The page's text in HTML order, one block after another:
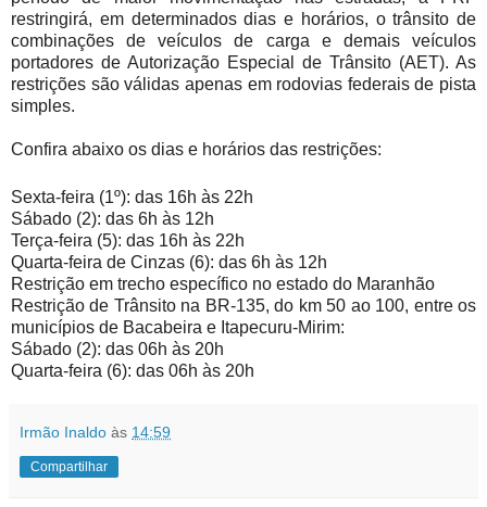
restringirá, em determinados dias e horários, o trânsito de
combinações de veículos de carga e demais veículos
portadores de Autorização Especial de Trânsito (AET). As
restrições são válidas apenas em rodovias federais de pista
simples.
Confira abaixo os dias e horários das restrições:
Sexta-feira (1º): das 16h às 22h
Sábado (2): das 6h às 12h
Terça-feira (5): das 16h às 22h
Quarta-feira de Cinzas (6): das 6h às 12h
Restrição em trecho específico no estado do Maranhão
Restrição de Trânsito na BR-135, do km 50 ao 100, entre os
municípios de Bacabeira e Itapecuru-Mirim:
Sábado (2): das 06h às 20h
Quarta-feira (6): das 06h às 20h
Irmão Inaldo às 14:59
Compartilhar